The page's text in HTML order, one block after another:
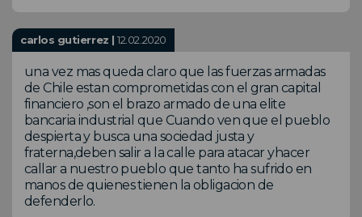
carlos gutierrez |12.02.2020
una vez mas queda claro que las fuerzas armadas
de Chile estan comprometidas con el gran capital
financiero ,son el brazo armado de una elite
bancaria industrial que Cuando ven que el pueblo
despierta y busca una sociedad justa y
fraterna,deben salir a la calle para atacar yhacer
callar a nuestro pueblo que tanto ha sufrido en
manos de quienes tienen la obligacion de
defenderlo.